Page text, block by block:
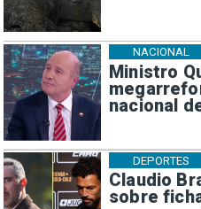
Ministro
nacional
NACIONAL
Claudio
sobre
DEPORTES